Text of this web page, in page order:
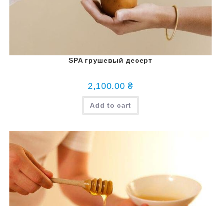
SPA грушевый десерт
2,100.00₴
Add to cart